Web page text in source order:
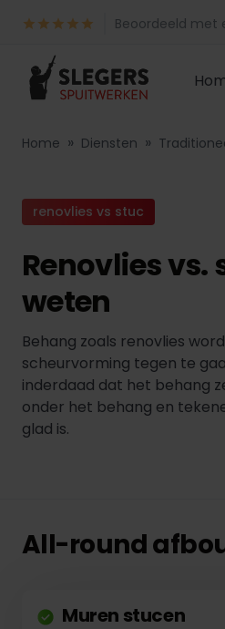
Beoordeeld met
Home » Diensten »
renovlies vs stuc
Renovlies
weten
Behang zoals renovlies
scheurvorming tegen te
inderdaad dat het behang
onder het behang en
glad is.
All-round
Muren stucen